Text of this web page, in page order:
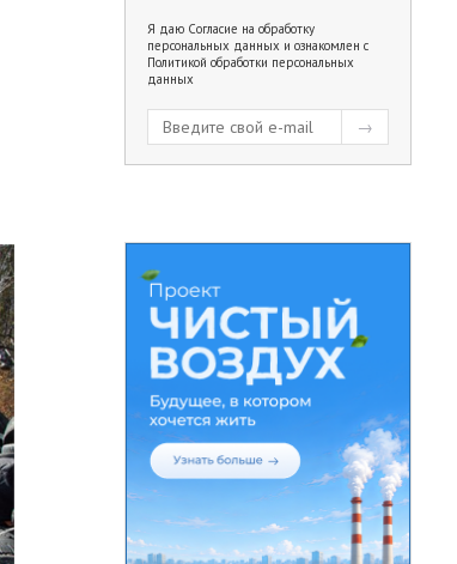
Я даю Согласие на обработку
персональных данных и ознакомлен с
Политикой обработки персональных
данных